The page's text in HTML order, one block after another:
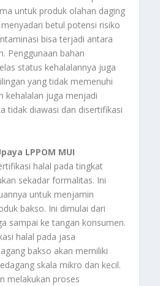
untuk produk olahan daging
betul potensi risiko
bisa terjadi antara
Penggunaan bahan
status kehalalannya juga
yang tidak memenuhi
kehalalan juga menjadi
tidak diawasi dan disertifikasi
LPPOM MUI
halal pada tingkat
sekadar formalitas. Ini
untuk menjamin
bakso. Ini dimulai dari
sampai ke tangan konsumen.
halal pada jasa
bakso akan memiliki
skala mikro dan kecil.
melakukan proses